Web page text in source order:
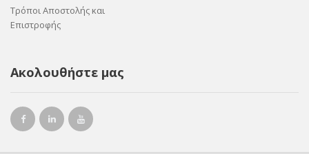
Τρόποι Αποστολής και
Επιστροφής
Ακολουθήστε μας